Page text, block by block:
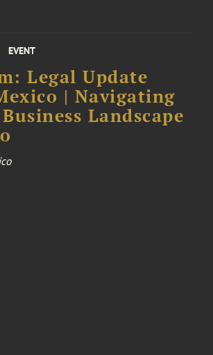
EVENT
Legal Update
| Navigating
Landscape